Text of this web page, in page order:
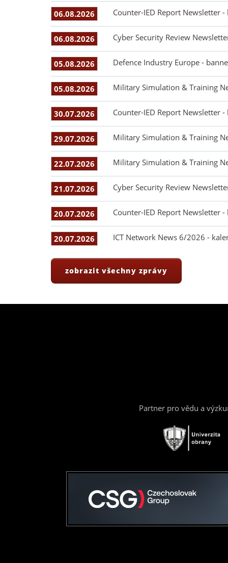
06.08.2026 Counter-IED Report Newsletter
06.08.2026 Cyber Security Review
05.08.2026 Defence Industry Europe -
05.08.2026 Military Simulation & Training
30.07.2026 Counter-IED Report Newsletter
29.07.2026 Military Simulation & Training
22.07.2026 Military Simulation & Training
21.07.2026 Cyber Security Review
20.07.2026 Counter-IED Report Newsletter
20.07.2026 ICT Network News 6/2026 -
zobrazit všechny zprávy
Partner pro vědu a